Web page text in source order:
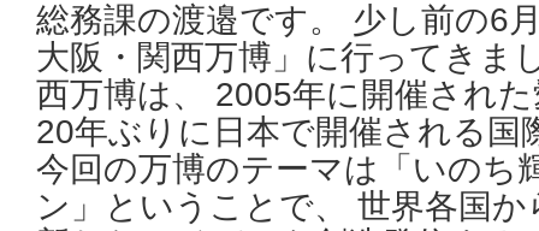
総務課の渡邉です。 少し前の6
大阪・関西万博」に行ってきま
西万博は、 2005年に開催され
20年ぶりに日本で開催される国
今回の万博のテーマは「いのち
ン」ということで、 世界各国